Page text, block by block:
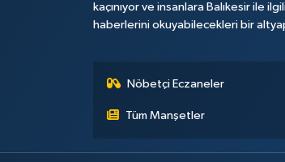
kaçınıyor ve insanlara Balıkesir ile
haberlerini okuyabilecekleri bir
Nöbetçi Eczaneler
Tüm Manşetler